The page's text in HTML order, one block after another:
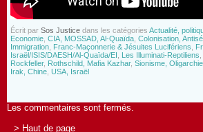
Écrit par Sos Justice dans les catégories Actualité,
Economie CIA, MOSSAD, Al-Quaïda Colonisation,
Immigration Franc-Maçonnerie & Jésuites Lucifériens
Israël/ISIS/DAESH/Al-Quaïda/EI
Les Illuminati-Reptiliens
Rockfeller, Rothschild, Mafia Kazhar, Sionisme,
Irak, Chine USA, Israël
Les commentaires sont fermés.
> Haut de page